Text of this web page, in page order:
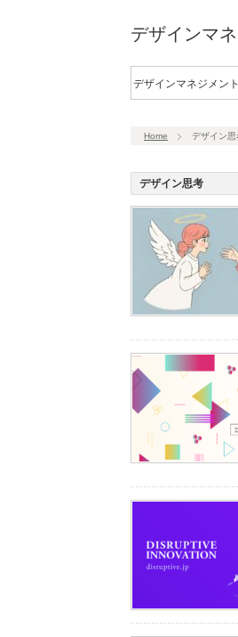
デザインマ
デザインマネジメン
Home デザイン思
デザイン思考